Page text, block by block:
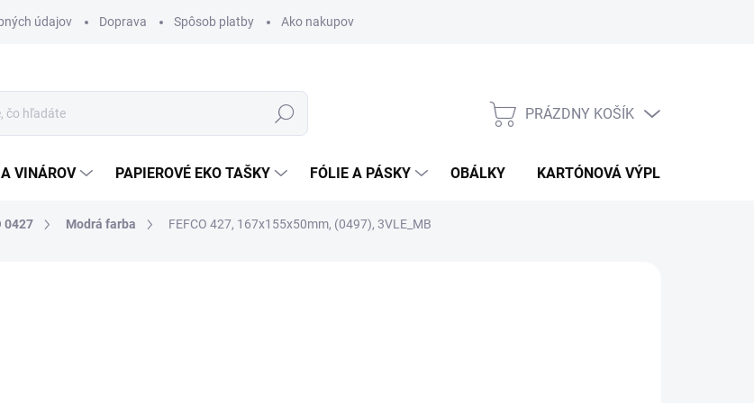
údajov Doprava Spôsob platby Ako nakupovať
Hľadať
NÁKUPNÝ
PRÁZDNY KOŠÍK
VINÁROV PAPIEROVÉ EKO TAŠKY FÓLIE A PÁSKY OBÁLKY KARTÓNOVÁ VÝPLŇ
0427 Modrá farba FEFCO 427, 167x155x50mm, (0497), 3VLE_MB